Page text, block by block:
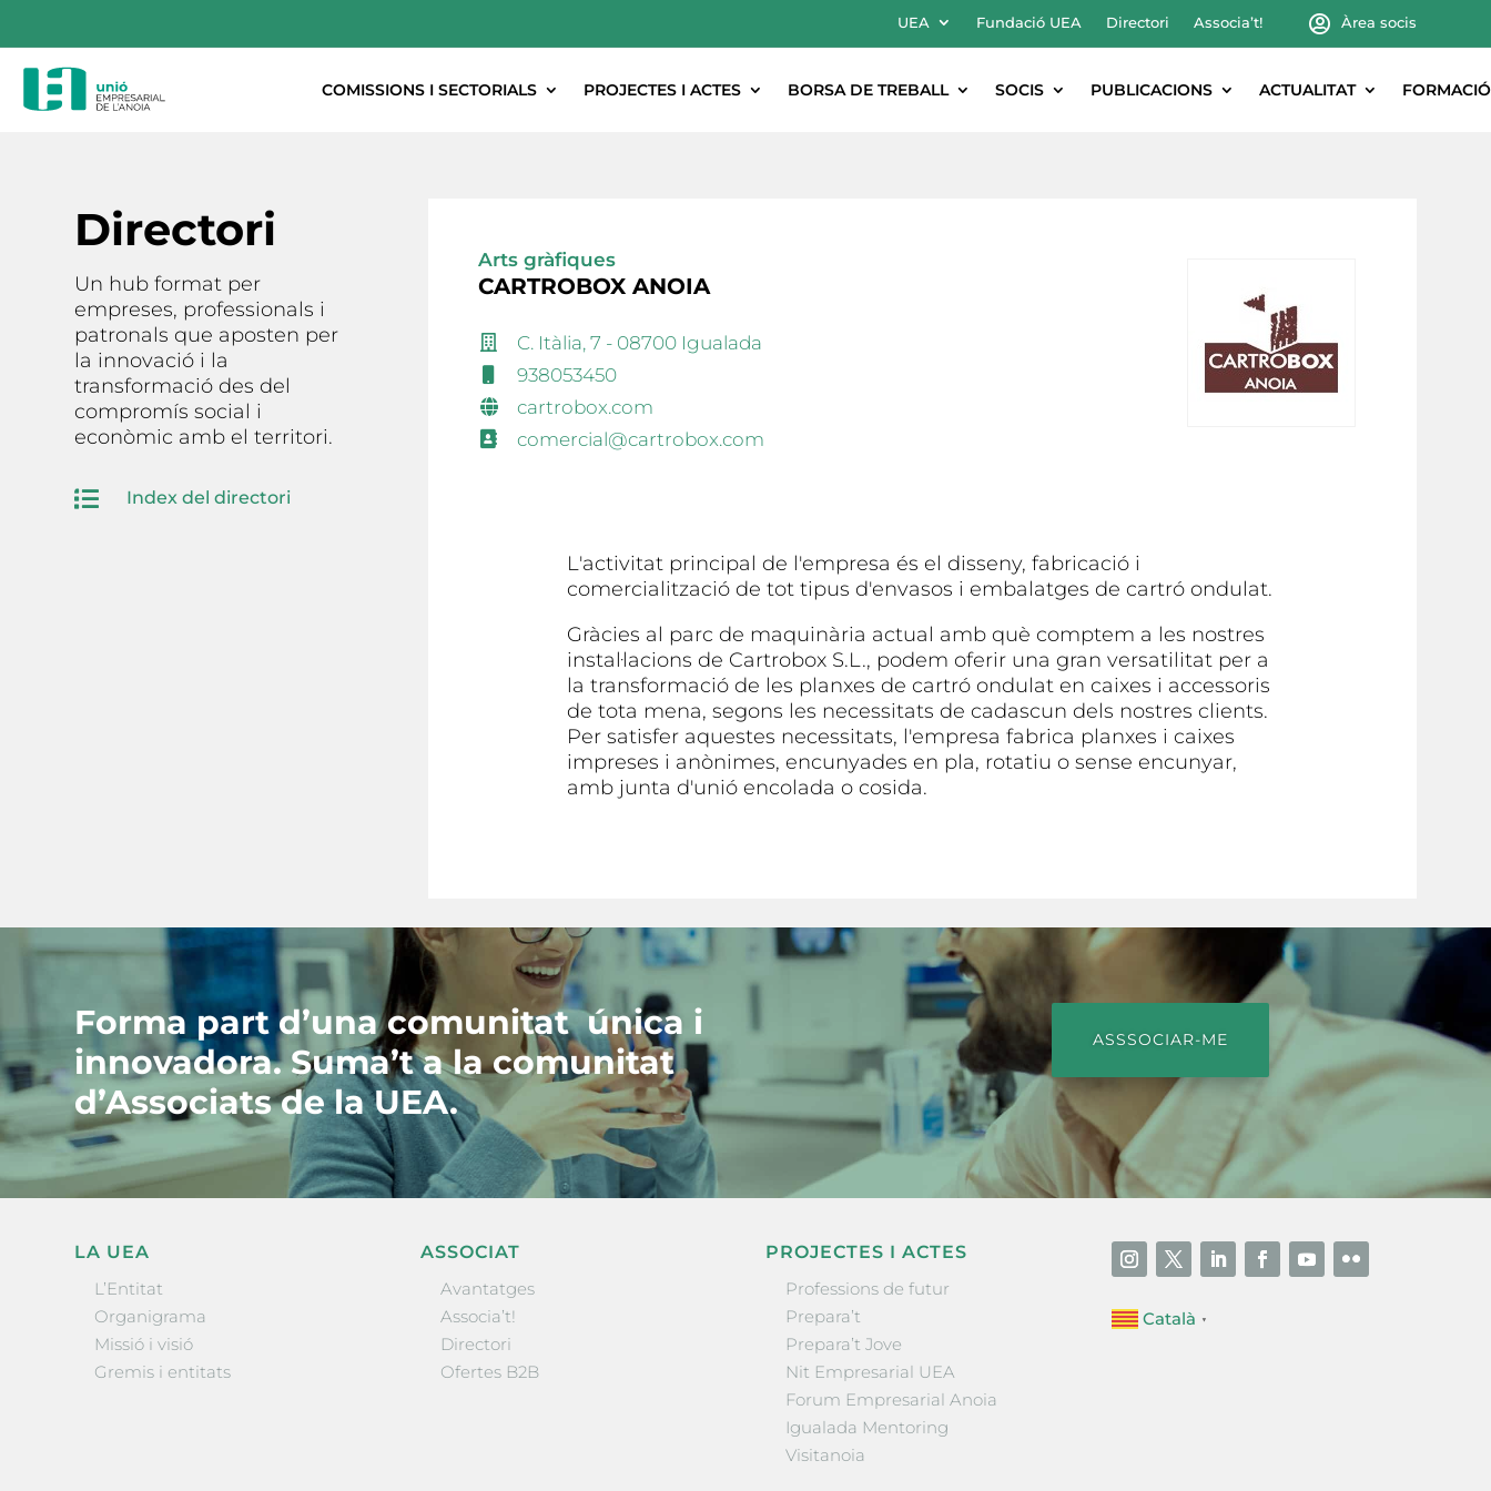
UEA Fundació UEA Directori Associa’t! Àrea socis
COMISSIONS I SECTORIALS PROJECTES I ACTES BORSA DE TREBALL SOCIS PUBLICACIONS ACTUALITAT FORMACIÓ
Directori
Un hub format per
empreses, professionals i
patronals que aposten per
la innovació i la
transformació des del
compromís social i
econòmic amb el territori.
 Index del directori
Arts gràfiques
CARTROBOX ANOIA
C. Itàlia, 7 - 08700 Igualada
938053450
cartrobox.com
comercial@cartrobox.com
L'activitat principal de l'empresa és el disseny, fabricació i
comercialització de tot tipus d'envasos i embalatges de cartró ondulat.
Gràcies al parc de maquinària actual amb què comptem a les nostres
instal·lacions de Cartrobox S.L., podem oferir una gran versatilitat per a
la transformació de les planxes de cartró ondulat en caixes i accessoris
de tota mena, segons les necessitats de cadascun dels nostres clients.
Per satisfer aquestes necessitats, l'empresa fabrica planxes i caixes
impreses i anònimes, encunyades en pla, rotatiu o sense encunyar,
amb junta d'unió encolada o cosida.
Forma part d’una comunitat única i
innovadora. Suma’t a la comunitat
d’Associats de la UEA.
ASSSOCIAR-ME
LA UEA
L’Entitat
Organigrama
Missió i visió
Gremis i entitats
ASSOCIAT
Avantatges
Associa’t!
Directori
Ofertes B2B
PROJECTES I ACTES
Professions de futur
Prepara’t
Prepara’t Jove
Nit Empresarial UEA
Forum Empresarial Anoia
Igualada Mentoring
Visitanoia
Català ▼